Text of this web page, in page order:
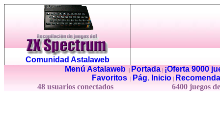
Comunidad Astalaweb
Menú Astalaweb| Portada|
¡Oferta 9000
Favoritos
Pág. Inicio
48 usuarios conectados
6400 juegos